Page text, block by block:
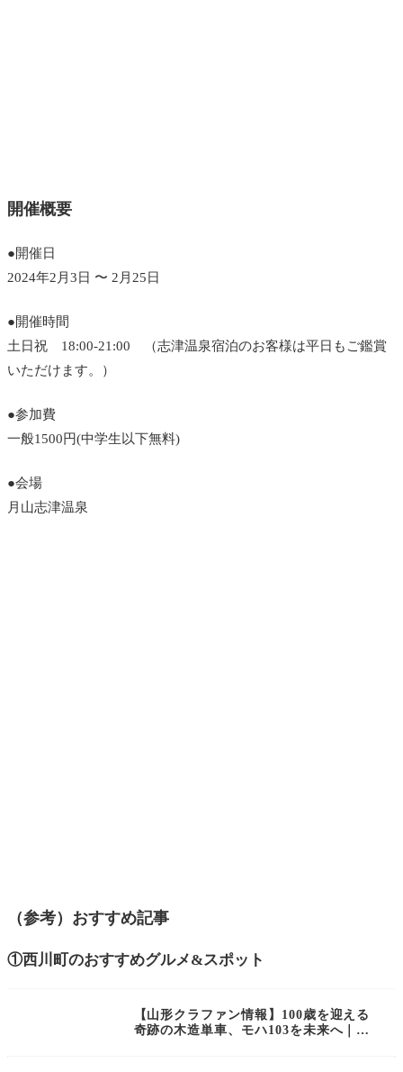
開催概要
●開催日
2024年2月3日 〜 2月25日
●開催時間
土日祝 18:00-21:00 （志津温泉宿泊のお客様は平日もご鑑賞
いただけます。）
●参加費
一般1500円(中学生以下無料)
●会場
月山志津温泉
（参考）おすすめ記事
①西川町のおすすめグルメ&スポット
【山形クラファン情報】100歳を迎える
奇跡の木造単車、モハ103を未来へ｜山